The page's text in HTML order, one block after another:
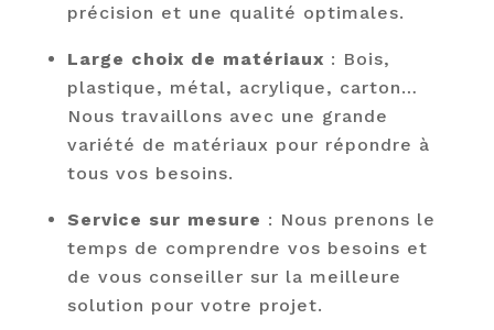
précision et une qualité optimales.
Large choix de matériaux : Bois,
plastique, métal, acrylique, carton…
Nous travaillons avec une grande
variété de matériaux pour répondre à
tous vos besoins.
Service sur mesure : Nous prenons le
temps de comprendre vos besoins et
de vous conseiller sur la meilleure
solution pour votre projet.